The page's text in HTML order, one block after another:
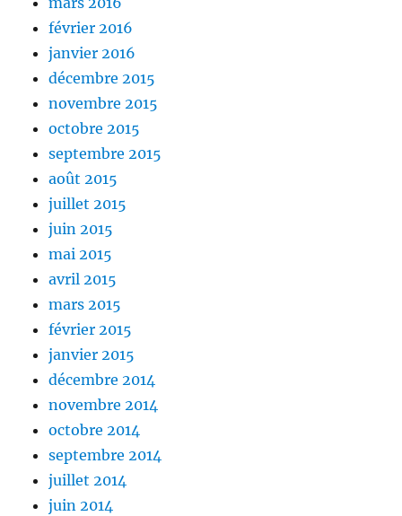
février 2016
janvier 2016
décembre 2015
novembre 2015
octobre 2015
septembre 2015
août 2015
juillet 2015
juin 2015
mai 2015
avril 2015
mars 2015
février 2015
janvier 2015
décembre 2014
novembre 2014
octobre 2014
septembre 2014
juillet 2014
juin 2014